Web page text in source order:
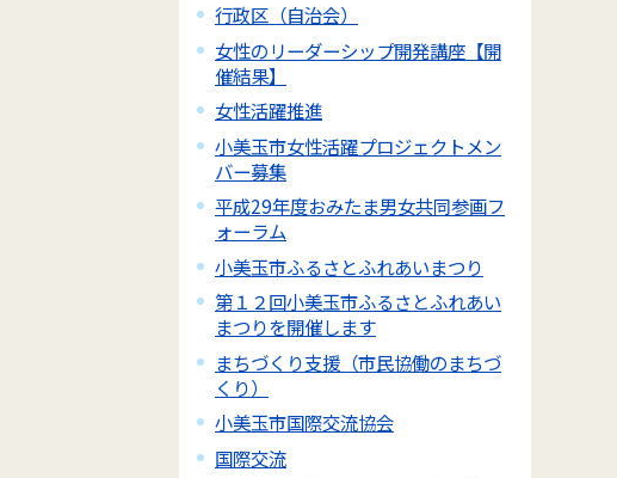
行政区（自治会）
女性のリーダーシップ開発講座【開
催結果】
女性活躍推進
小美玉市女性活躍プロジェクトメン
バー募集
平成29年度おみたま男女共同参画フ
ォーラム
小美玉市ふるさとふれあいまつり
第１２回小美玉市ふるさとふれあい
まつりを開催します
まちづくり支援（市民協働のまちづ
くり）
小美玉市国際交流協会
国際交流